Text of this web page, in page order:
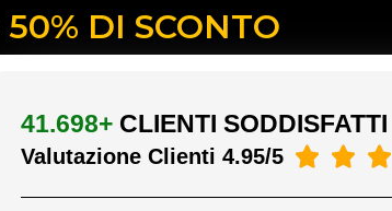
50% DI SCONTO
41.698+ CLIENTI SODDISFATTI
Valutazione Clienti 4.95/5   